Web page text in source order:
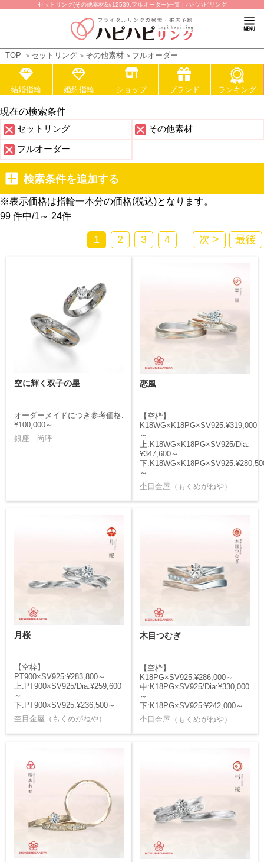
セットリング(その他素材&#12539;フルオーダー)一覧 | ハピハピリング
TOP セットリング その他素材 フルオーダー
結婚指輪 婚約指輪 ショップ ブランド ランキング
現在の検索条件
セットリング その他素材
フルオーダー
検索条件を追加する
※表示価格は指輪一本分の価格(税込)となります。
99 件中/1～ 24件
1 2 3 4 次 > 最後
空に輝く双子の星
オーダーメイドにつき参考価格:
¥100,000～
銀座 尚呼
恋風
【空枠】
K18WG×K18PG×SV925:¥319,000
～
上:K18WG×K18PG×SV925/Dia:
¥347,600～
下
～
杢目金屋（もくめがねや）
月桜
【空枠】
PT900×SV925:¥283,800～
上:PT900×SV925/Dia:¥259,600
～
下:PT900×SV925:¥236,500～
杢目金屋（もくめがねや）
木目つむぎ
【空枠】
K18PG×SV925:¥286,000～
中:K18PG×SV925/Dia:¥330,000
～
下:K18PG×SV925:¥242,000～
杢目金屋（もくめがねや）